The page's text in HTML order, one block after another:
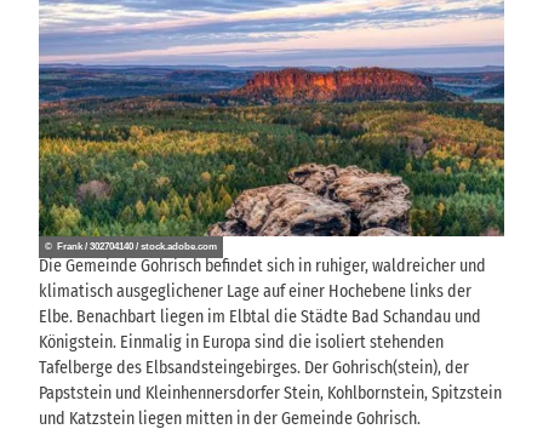
© Frank / 302704140 / stock.adobe.com
Die Gemeinde Gohrisch befindet sich in ruhiger, waldreicher und
klimatisch ausgeglichener Lage auf einer Hochebene links der
Elbe. Benachbart liegen im Elbtal die Städte Bad Schandau und
Königstein. Einmalig in Europa sind die isoliert stehenden
Tafelberge des Elbsandsteingebirges. Der Gohrisch(stein), der
Papststein und Kleinhennersdorfer Stein, Kohlbornstein, Spitzstein
und Katzstein liegen mitten in der Gemeinde Gohrisch.